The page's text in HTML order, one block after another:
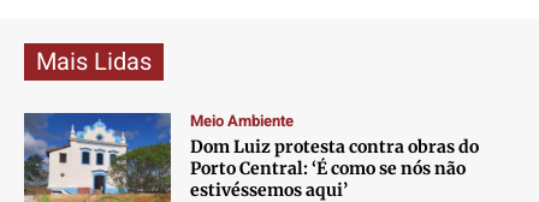
Mais Lidas
Meio Ambiente
Dom Luiz protesta contra obras do
Porto Central: ‘É como se nós não
estivéssemos aqui’